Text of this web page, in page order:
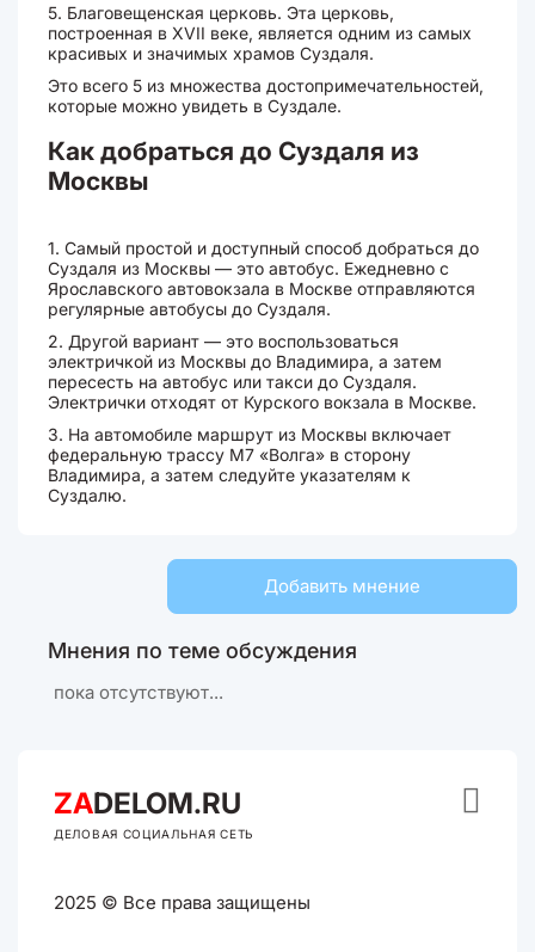
5. Благовещенская церковь. Эта церковь,
построенная в XVII веке, является одним из самых
красивых и значимых храмов Суздаля.
Это всего 5 из множества достопримечательностей,
которые можно увидеть в Суздале.
Как добраться до Суздаля из
Москвы
1. Самый простой и доступный способ добраться до
Суздаля из Москвы — это автобус. Ежедневно с
Ярославского автовокзала в Москве отправляются
регулярные автобусы до Суздаля.
2. Другой вариант — это воспользоваться
электричкой из Москвы до Владимира, а затем
пересесть на автобус или такси до Суздаля.
Электрички отходят от Курского вокзала в Москве.
3. На автомобиле маршрут из Москвы включает
федеральную трассу М7 «Волга» в сторону
Владимира, а затем следуйте указателям к
Суздалю.
Добавить мнение
Мнения по теме обсуждения
пока отсутствуют...
ZADELOM.RU
ДЕЛОВАЯ СОЦИАЛЬНАЯ СЕТЬ
2025 © Все права защищены
